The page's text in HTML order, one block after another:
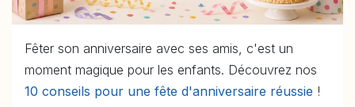
Fêter son anniversaire avec ses amis, c'est un
moment magique pour les enfants. Découvrez nos
10 conseils pour une fête d'anniversaire réussie !